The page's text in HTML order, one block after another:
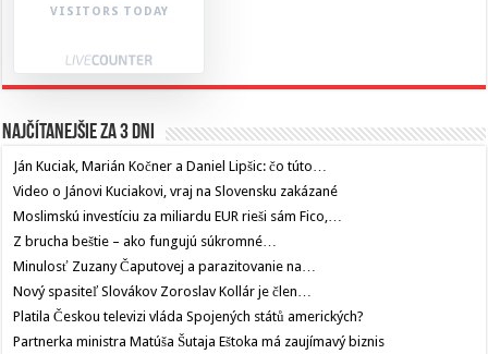
VISITORS TODAY
Najčítanejšie za 3 dni
Ján Kuciak, Marián Kočner a Daniel Lipšic: čo túto…
Video o Jánovi Kuciakovi, vraj na Slovensku zakázané
Moslimskú investíciu za miliardu EUR rieši sám Fico,…
Z brucha beštie – ako fungujú súkromné…
Minulosť Zuzany Čaputovej a parazitovanie na…
Nový spasiteľ Slovákov Zoroslav Kollár je člen…
Platila Českou televizi vláda Spojených států amerických?
Partnerka ministra Matúša Šutaja Eštoka má zaujímavý biznis